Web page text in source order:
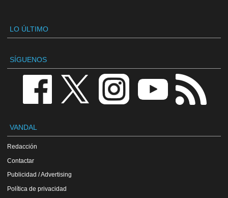
LO ÚLTIMO
SÍGUENOS
VANDAL
Redacción
Contactar
Publicidad / Advertising
Política de privacidad